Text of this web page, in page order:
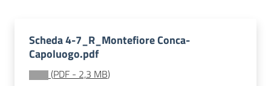
Servizi
Leggi Atti Bandi
Scheda 4-7_R_Montefiore Conca-
Capoluogo.pdf
(PDF - 2,3 MB)